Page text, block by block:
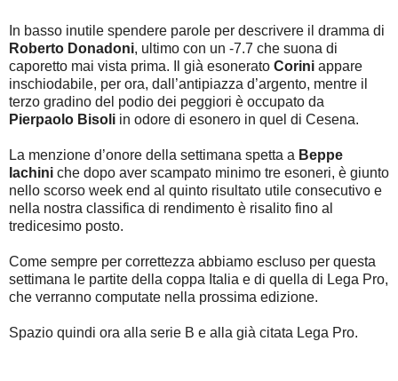
In basso inutile spendere parole per descrivere il dramma di
Roberto Donadoni, ultimo con un -7.7 che suona di
caporetto mai vista prima. Il già esonerato Corini appare
inschiodabile, per ora, dall’antipiazza d’argento, mentre il
terzo gradino del podio dei peggiori è occupato da
Pierpaolo Bisoli in odore di esonero in quel di Cesena.
La menzione d’onore della settimana spetta a Beppe
Iachini che dopo aver scampato minimo tre esoneri, è giunto
nello scorso week end al quinto risultato utile consecutivo e
nella nostra classifica di rendimento è risalito fino al
tredicesimo posto.
Come sempre per correttezza abbiamo escluso per questa
settimana le partite della coppa Italia e di quella di Lega Pro,
che verranno computate nella prossima edizione.
Spazio quindi ora alla serie B e alla già citata Lega Pro.